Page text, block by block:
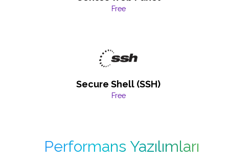
Free
Secure Shell (SSH)
Free
Performans Yazılımları